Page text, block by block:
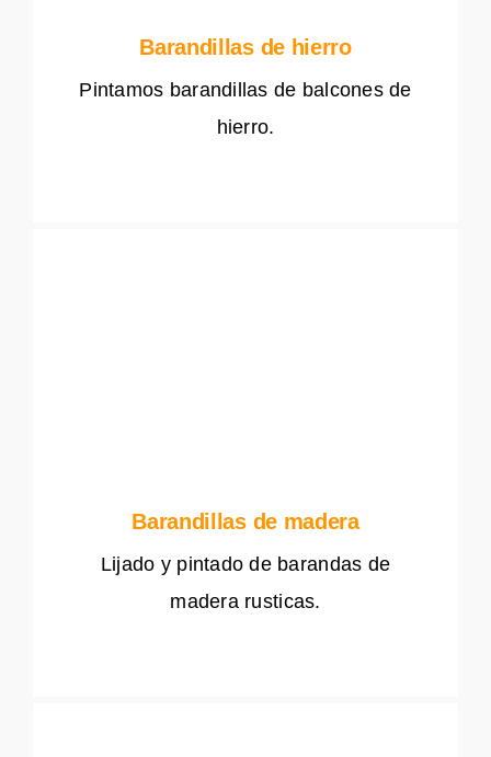
Barandillas de hierro
Pintamos barandillas de balcones de
hierro.
Barandillas de madera
Lijado y pintado de barandas de
madera rusticas.